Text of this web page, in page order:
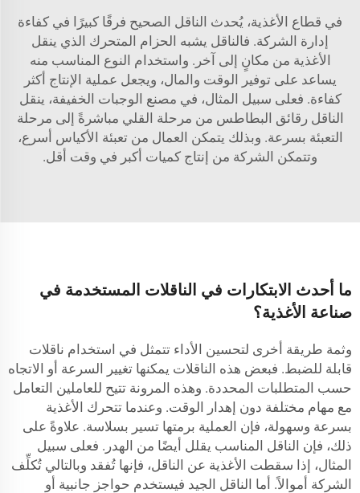
في قطاع الأغذية، يُحدث الناقل الصحيح فرقًا كبيرًا في كفاءة
إدارة الشركة. فالناقل يشبه الحزام المتحرك الذي ينقل
الأغذية من مكانٍ إلى آخر. واستخدام النوع المناسب منه
يساعد على توفير الوقت والمال، ويجعل عملية الإنتاج أكثر
كفاءة. فعلى سبيل المثال، في مصنع الوجبات الخفيفة، ينقل
الناقل رقائق البطاطس من مرحلة القلي مباشرةً إلى مرحلة
التعبئة بسرعة. وبذلك يتمكن العمال من تعبئة الأكياس أسرع،
وتتمكن الشركة من إنتاج كميات أكبر في وقت أقل.
ما أحدث الابتكارات في الناقلات المستخدمة في
صناعة الأغذية؟
وثمة طريقة أخرى لتحسين الأداء تتمثل في استخدام ناقلات
قابلة للضبط. فبعض هذه الناقلات يمكنها تغيير السرعة أو الاتجاه
حسب المتطلبات المحددة. وهذه المرونة تتيح للعاملين التعامل
مع مهام مختلفة دون إهدار الوقت. وعندما تتحرك الأغذية
بسرعة وسهولة، فإن العملية برمتها تسير بسلاسة. علاوةً على
ذلك، فإن الناقل المناسب يقلل أيضًا من الهدر. فعلى سبيل
المثال، إذا سقطت الأغذية عن الناقل، فإنها تُفقد وبالتالي تُكلِّف
الشركة أموالاً. أما الناقل الجيد فيستخدم حواجز جانبية أو